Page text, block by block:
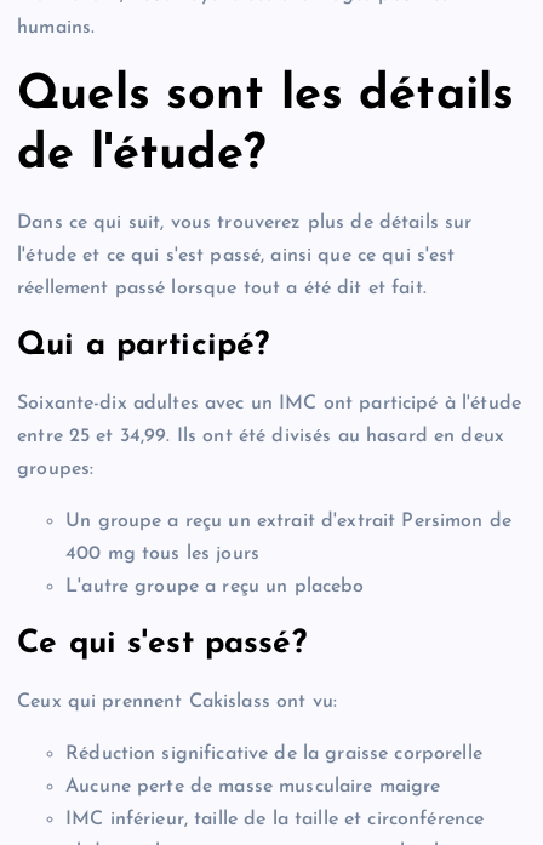
humains.
Quels sont les détails
de l'étude?
Dans ce qui suit, vous trouverez plus de détails sur
l'étude et ce qui s'est passé, ainsi que ce qui s'est
réellement passé lorsque tout a été dit et fait.
Qui a participé?
Soixante-dix adultes avec un IMC ont participé à l'étude
entre 25 et 34,99. Ils ont été divisés au hasard en deux
groupes:
Un groupe a reçu un extrait d'extrait Persimon de
400 mg tous les jours
L'autre groupe a reçu un placebo
Ce qui s'est passé?
Ceux qui prennent Cakislass ont vu:
Réduction significative de la graisse corporelle
Aucune perte de masse musculaire maigre
IMC inférieur, taille de la taille et circonférence